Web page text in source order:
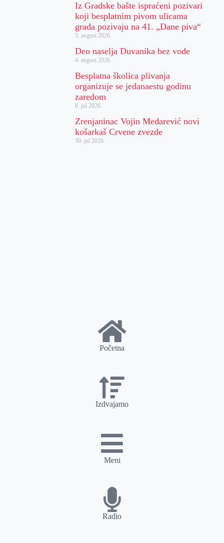
Iz Gradske bašte ispraćeni pozivari
koji besplatnim pivom ulicama
grada pozivaju na 41. „Dane piva“
5. avgust 2026.
Deo naselja Duvanika bez vode
4. avgust 2026.
Besplatna školica plivanja
organizuje se jedanaestu godinu
zaredom
8. jul 2026.
Zrenjaninac Vojin Medarević novi
košarkaš Crvene zvezde
30. jul 2026.
Početna
Izdvajamo
Meni
Radio